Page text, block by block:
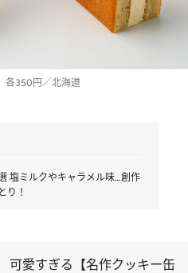
各350円／北海道
塩ミルクやキャラメル味…創作
り！
可愛すぎる【名作クッキー缶